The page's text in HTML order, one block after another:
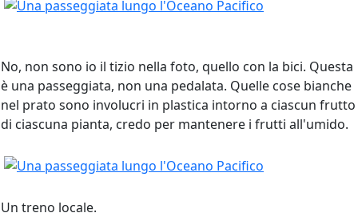
No, non sono io il tizio nella foto, quello con la bici. Questa
è una passeggiata, non una pedalata. Quelle cose bianche
nel prato sono involucri in plastica intorno a ciascun frutto
di ciascuna pianta, credo per mantenere i frutti all'umido.
Un treno locale.